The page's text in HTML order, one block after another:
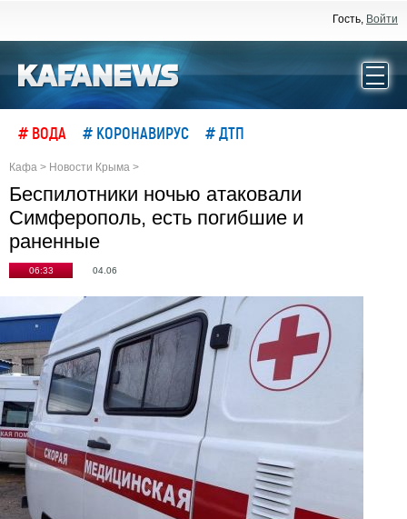
Гость, Войти
# ВОДА # КОРОНАВИРУС # ДТП
Кафа > Новости Крыма >
Беспилотники ночью атаковали
Симферополь, есть погибшие и
раненные
06:33 04.06